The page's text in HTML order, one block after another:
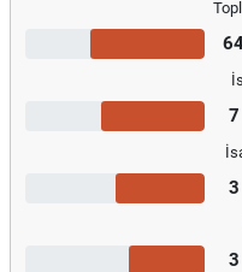
7
3
3